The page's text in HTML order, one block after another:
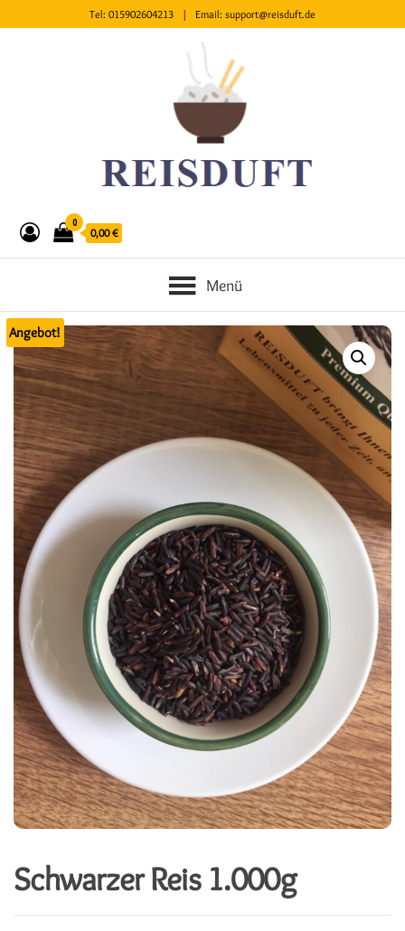
Tel: 015902604213 | Email: support@reisduft.de
0
0,00 €
Menü
Angebot!
Schwarzer Reis 1.000g